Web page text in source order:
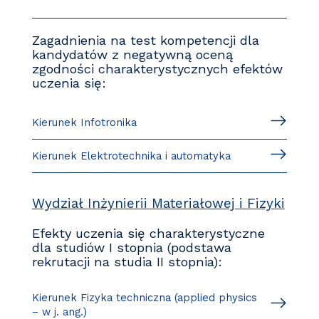
Zagadnienia na test kompetencji dla
kandydatów z negatywną oceną
zgodności charakterystycznych efektów
uczenia się:
Kierunek Infotronika
Kierunek Elektrotechnika i automatyka
Wydział Inżynierii Materiałowej i Fizyki
Efekty uczenia się charakterystyczne
dla studiów I stopnia (podstawa
rekrutacji na studia II stopnia):
Kierunek Fizyka techniczna (applied physics
– w j. ang.)